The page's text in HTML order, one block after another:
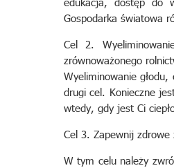
Gospodarka światowa
Cel 2.
zrównoważonego
Wyeliminowanie
drugi cel. Konieczne
wtedy, gdy jest Ci
Cel 3. Zapewnij
W tym celu należy